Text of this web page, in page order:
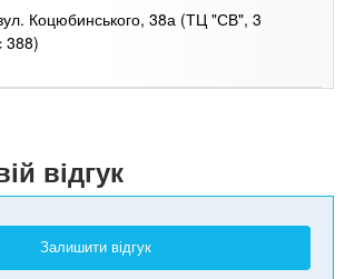
Коцюбинського, 38а (ТЦ "СВ", 3
388)
відгук
Залишити відгук